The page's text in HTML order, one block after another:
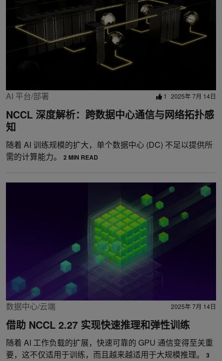
AI 平台/部署 1 2025年 7月 14日
NCCL 深度解析：跨数据中心通信与网络拓扑感
知
随着 AI 训练规模的扩大，单个数据中心 (DC) 不足以提供所
需的计算能力。
2 MIN READ
数据中心/云端 2025年 7月 14日
借助 NCCL 2.27 实现快速推理和弹性训练
随着 AI 工作负载的扩展，快速可靠的 GPU 通信变得至关重
要，这不仅适用于训练，而且越来越适用于大规模推理。
3